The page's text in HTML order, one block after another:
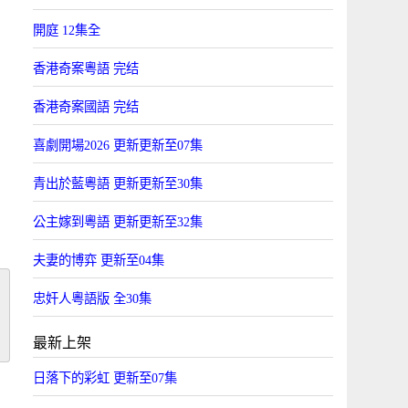
開庭 12集全
香港奇案粵語 完结
香港奇案國語 完结
喜劇開場2026 更新更新至07集
青出於藍粵語 更新更新至30集
公主嫁到粵語 更新更新至32集
夫妻的博弈 更新至04集
忠奸人粵語版 全30集
最新上架
日落下的彩虹 更新至07集